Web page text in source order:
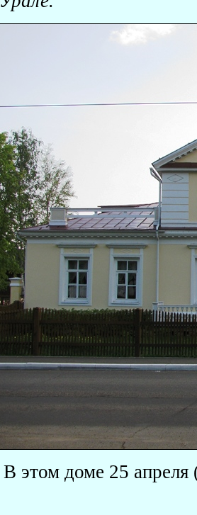
В этом доме 25 апреля